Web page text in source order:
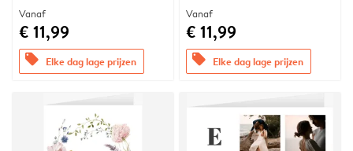
Vanaf
€ 11,99
offers Elke dag lage prijzen
Vanaf
€ 11,99
offers Elke dag lage prijzen